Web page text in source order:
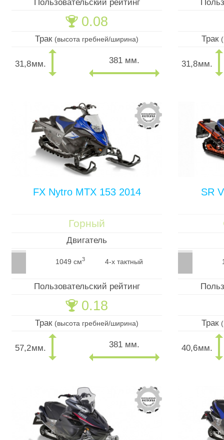
Пользовательский рейтинг
🏆 0.08
Трак (высота гребней/ширина)
31,8мм. 381 мм.
Трак
31,8мм.
FX Nytro MTX 153 2014
Горный
Двигатель
1049 см3 4-х тактный
Пользовательский рейтинг
🏆 0.18
Трак (высота гребней/ширина)
57,2мм. 381 мм.
SR
Трак
40,6мм.